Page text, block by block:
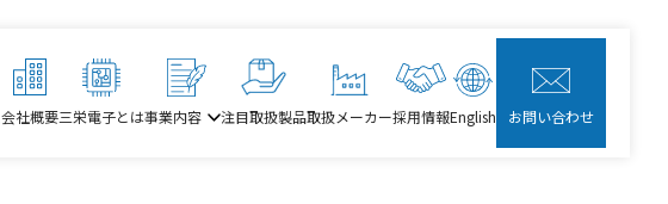
会社概要三栄電子とは事業内容 注目取扱製品取扱メーカー採用情報English お問い合わせ